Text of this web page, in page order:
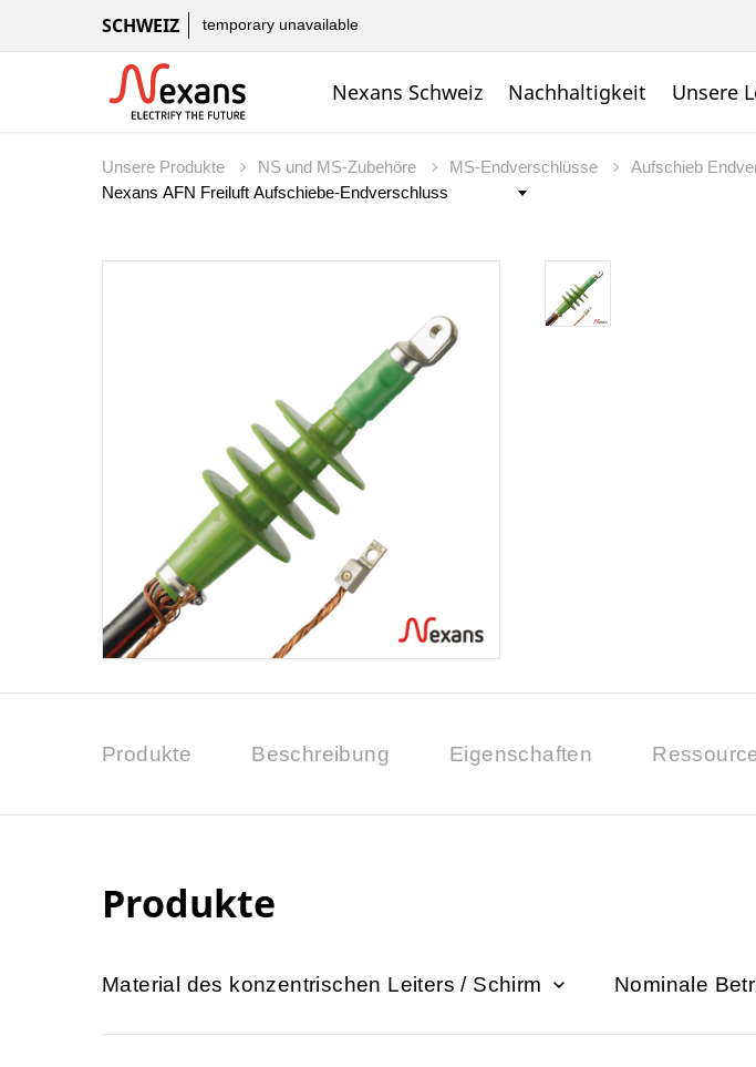
SCHWEIZ temporary unavailable
Nexans Schweiz Nachhaltigkeit Unsere
Unsere Produkte NS und MS-Zubehöre MS-Endverschlüsse Aufschieb
Produkte Beschreibung Eigenschaften
Produkte
Material des konzentrischen Leiters / Schirm Nominale